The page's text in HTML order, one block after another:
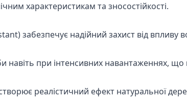
характеристикам та зносостійкості.
забезпечує надійний захист від
навіть при інтенсивних навантаженнях, що
реалістичний ефект натуральної